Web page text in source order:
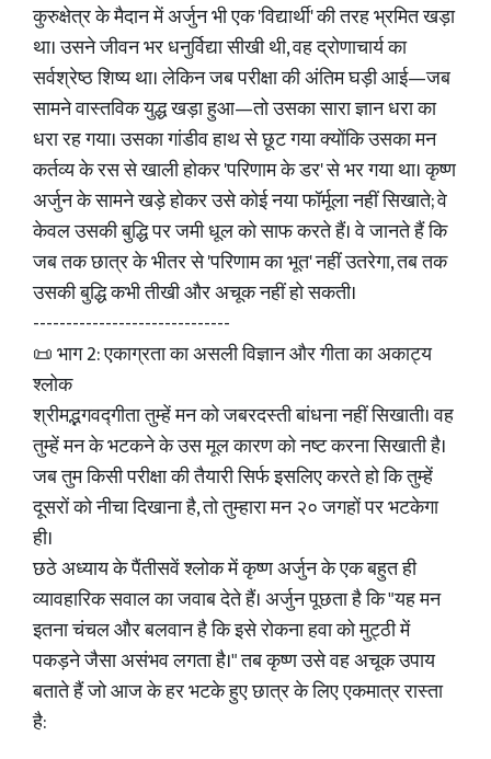
कुरुक्षेत्र के मैदान में अर्जुन भी एक 'विद्यार्थी' की तरह भ्रमित खड़ा
था। उसने जीवन भर धनुर्विद्या सीखी थी, वह द्रोणाचार्य का
सर्वश्रेष्ठ शिष्य था। लेकिन जब परीक्षा की अंतिम घड़ी आई—जब
सामने वास्तविक युद्ध खड़ा हुआ—तो उसका सारा ज्ञान धरा का
धरा रह गया। उसका गांडीव हाथ से छूट गया क्योंकि उसका मन
कर्तव्य के रस से खाली होकर 'परिणाम के डर' से भर गया था। कृष्ण
अर्जुन के सामने खड़े होकर उसे कोई नया फॉर्मूला नहीं सिखाते; वे
केवल उसकी बुद्धि पर जमी धूल को साफ करते हैं। वे जानते हैं कि
जब तक छात्र के भीतर से 'परिणाम का भूत' नहीं उतरेगा, तब तक
उसकी बुद्धि कभी तीखी और अचूक नहीं हो सकती।
------------------------------
📜 भाग 2: एकाग्रता का असली विज्ञान और गीता का अकाट्य
श्लोक
श्रीमद्भगवद्गीता तुम्हें मन को जबरदस्ती बांधना नहीं सिखाती। वह
तुम्हें मन के भटकने के उस मूल कारण को नष्ट करना सिखाती है।
जब तुम किसी परीक्षा की तैयारी सिर्फ इसलिए करते हो कि तुम्हें
दूसरों को नीचा दिखाना है, तो तुम्हारा मन २० जगहों पर भटकेगा
ही।
छठे अध्याय के पैंतीसवें श्लोक में कृष्ण अर्जुन के एक बहुत ही
व्यावहारिक सवाल का जवाब देते हैं। अर्जुन पूछता है कि "यह मन
इतना चंचल और बलवान है कि इसे रोकना हवा को मुट्ठी में
पकड़ने जैसा असंभव लगता है।" तब कृष्ण उसे वह अचूक उपाय
बताते हैं जो आज के हर भटके हुए छात्र के लिए एकमात्र रास्ता
है: